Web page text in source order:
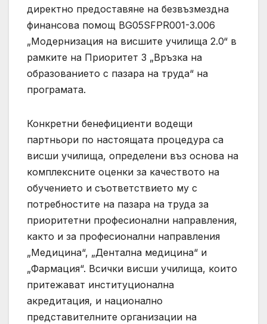
директно предоставяне на безвъзмездна
финансова помощ BG05SFPR001-3.006
„Модернизация на висшите училища 2.0“ в
рамките на Приоритет 3 „Връзка на
образованието с пазара на труда“ на
програмата.
Конкретни бенефициенти водещи
партньори по настоящата процедура са
висши училища, определени въз основа на
комплексните оценки за качеството на
обучението и съответствието му с
потребностите на пазара на труда за
приоритетни професионални направления,
както и за професионални направления
„Медицина“, „Дентална медицина“ и
„Фармация“. Всички висши училища, които
притежават институционална
акредитация, и национално
представителните организации на